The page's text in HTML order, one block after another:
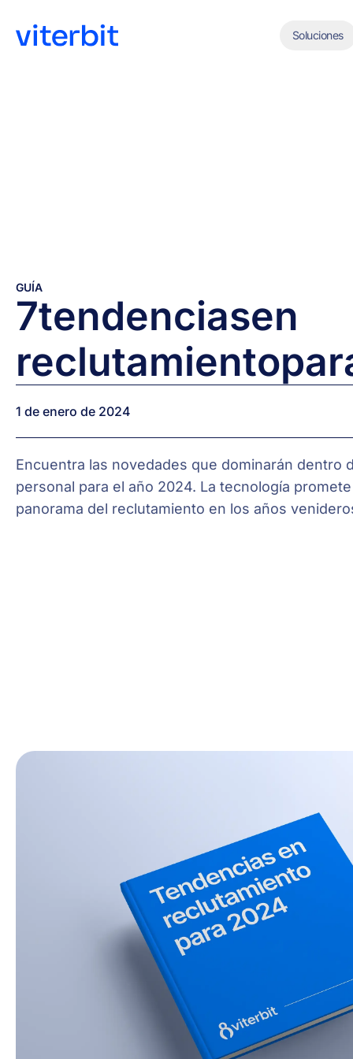
Soluciones
GUÍA
7tendenciasen
reclutamiento
1 de enero de 2024
Encuentra las novedades que dominarán dentro
personal para el año 2024. La tecnología
panorama del reclutamiento en los años